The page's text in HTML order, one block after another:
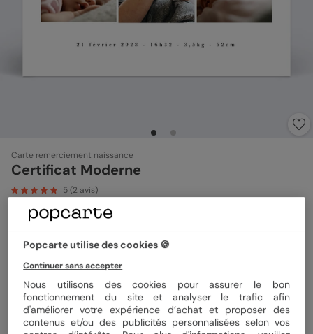
Carte remerciement naissance
Certificat Moderne
5(2avis)
Papier Papier Satiné
Popcarte utilise des cookies 🍪
Continuer sans accepter
Nous utilisons des cookies pour assurer le bon
fonctionnement du site et analyser le trafic afin
d'améliorer votre expérience d’achat et proposer des
contenus et/ou des publicités personnalisées selon vos